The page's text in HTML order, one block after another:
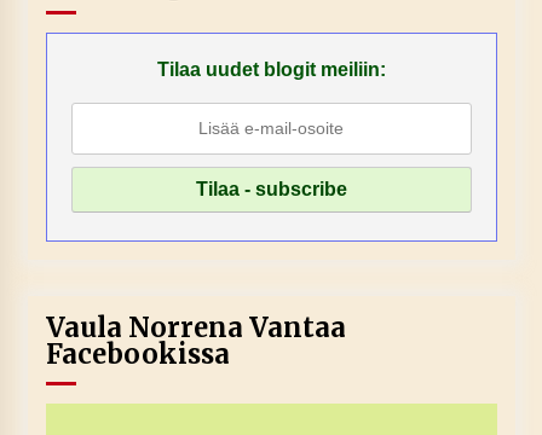
Tilaa uudet blogit meiliin:
Vaula Norrena Vantaa
Facebookissa